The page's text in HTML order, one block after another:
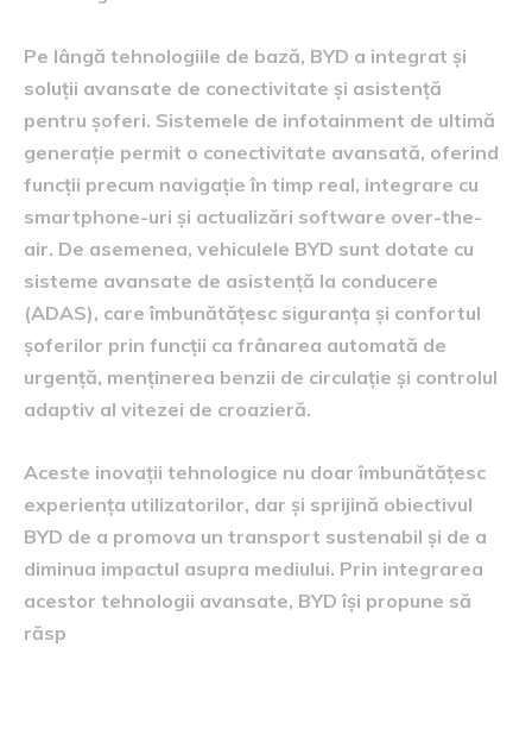
Pe lângă tehnologiile de bază, BYD a integrat și
soluții avansate de conectivitate și asistență
pentru șoferi. Sistemele de infotainment de ultimă
generație permit o conectivitate avansată, oferind
funcții precum navigație în timp real, integrare cu
smartphone-uri și actualizări software over-the-
air. De asemenea, vehiculele BYD sunt dotate cu
sisteme avansate de asistență la conducere
(ADAS), care îmbunătățesc siguranța și confortul
șoferilor prin funcții ca frânarea automată de
urgență, menținerea benzii de circulație și controlul
adaptiv al vitezei de croazieră.
Aceste inovații tehnologice nu doar îmbunătățesc
experiența utilizatorilor, dar și sprijină obiectivul
BYD de a promova un transport sustenabil și de a
diminua impactul asupra mediului. Prin integrarea
acestor tehnologii avansate, BYD își propune să
răsp